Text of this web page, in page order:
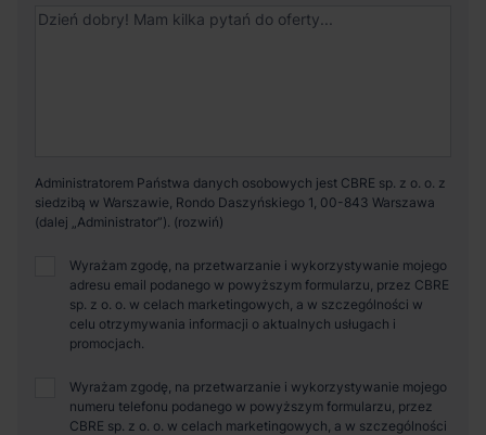
Administratorem Państwa danych osobowych jest CBRE sp. z o. o. z
siedzibą w Warszawie, Rondo Daszyńskiego 1, 00-843 Warszawa
(dalej „Administrator”).
Wyrażam zgodę, na przetwarzanie i wykorzystywanie mojego
adresu email podanego w powyższym formularzu, przez CBRE
sp. z o. o. w celach marketingowych, a w szczególności w
celu otrzymywania informacji o aktualnych usługach i
promocjach.
Wyrażam zgodę, na przetwarzanie i wykorzystywanie mojego
numeru telefonu podanego w powyższym formularzu, przez
CBRE sp. z o. o. w celach marketingowych, a w szczególności